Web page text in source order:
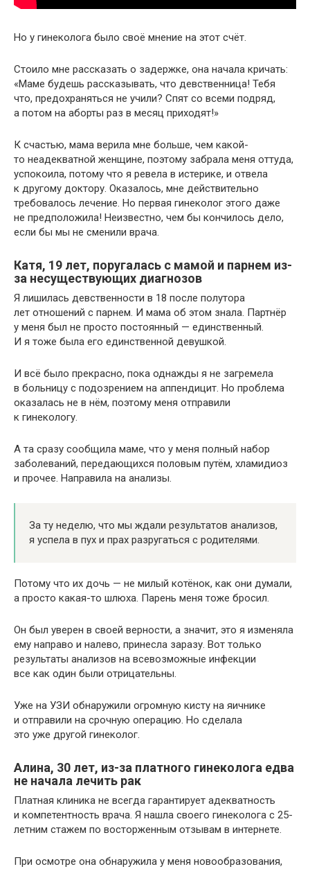
Но у гинеколога было своё мнение на этот счёт.
Стоило мне рассказать о задержке, она начала кричать:
«Маме будешь рассказывать, что девственница! Тебя
что, предохраняться не учили? Спят со всеми подряд,
а потом на аборты раз в месяц приходят!»
К счастью, мама верила мне больше, чем какой-
то неадекватной женщине, поэтому забрала меня оттуда,
успокоила, потому что я ревела в истерике, и отвела
к другому доктору. Оказалось, мне действительно
требовалось лечение. Но первая гинеколог этого даже
не предположила! Неизвестно, чем бы кончилось дело,
если бы мы не сменили врача.
Катя, 19 лет, поругалась с мамой и парнем из-
за несуществующих диагнозов
Я лишилась девственности в 18 после полутора
лет отношений с парнем. И мама об этом знала. Партнёр
у меня был не просто постоянный — единственный.
И я тоже была его единственной девушкой.
И всё было прекрасно, пока однажды я не загремела
в больницу с подозрением на аппендицит. Но проблема
оказалась не в нём, поэтому меня отправили
к гинекологу.
А та сразу сообщила маме, что у меня полный набор
заболеваний, передающихся половым путём, хламидиоз
и прочее. Направила на анализы.
За ту неделю, что мы ждали результатов анализов,
я успела в пух и прах разругаться с родителями.
Потому что их дочь — не милый котёнок, как они думали,
а просто какая-то шлюха. Парень меня тоже бросил.
Он был уверен в своей верности, а значит, это я изменяла
ему направо и налево, принесла заразу. Вот только
результаты анализов на всевозможные инфекции
все как один были отрицательны.
Уже на УЗИ обнаружили огромную кисту на яичнике
и отправили на срочную операцию. Но сделала
это уже другой гинеколог.
Алина, 30 лет, из-за платного гинеколога едва
не начала лечить рак
Платная клиника не всегда гарантирует адекватность
и компетентность врача. Я нашла своего гинеколога с 25-
летним стажем по восторженным отзывам в интернете.
При осмотре она обнаружила у меня новообразования,